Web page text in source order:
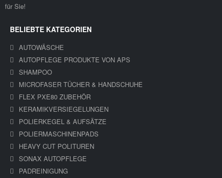
für Sie!
BELIEBTE KATEGORIEN
AUTOWÄSCHE
AUTOPFLEGE PRODUKTE VON APS
SHAMPOO
MICROFASER TÜCHER & HANDSCHUHE
FLEX PXE80 ZUBEHÖR
KERAMIKVERSIEGELUNGEN
POLIERKEGEL & AUFSÄTZE
POLIERMASCHINENPADS
HEAVY CUT POLITUREN
SONAX AUTOPFLEGE
PADREINIGUNG